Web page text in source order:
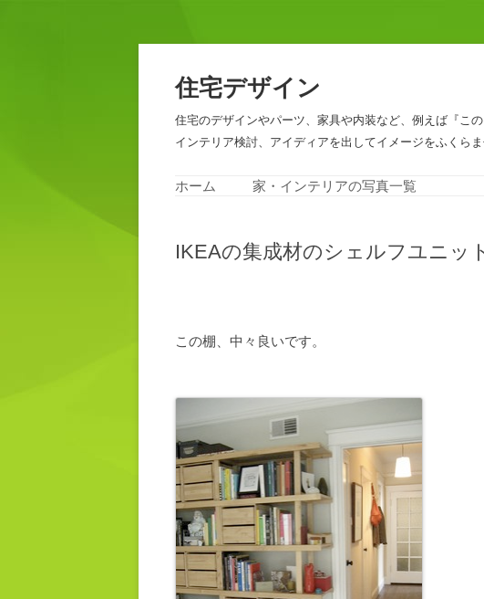
住宅デザイン
住宅のデザインやパーツ、家具や内装など、例えば『こ
インテリア検討、アイディアを出してイメージをふくら
ホーム 家・インテリアの写真一覧
IKEAの集成材のシェルフユニッ
この棚、中々良いです。